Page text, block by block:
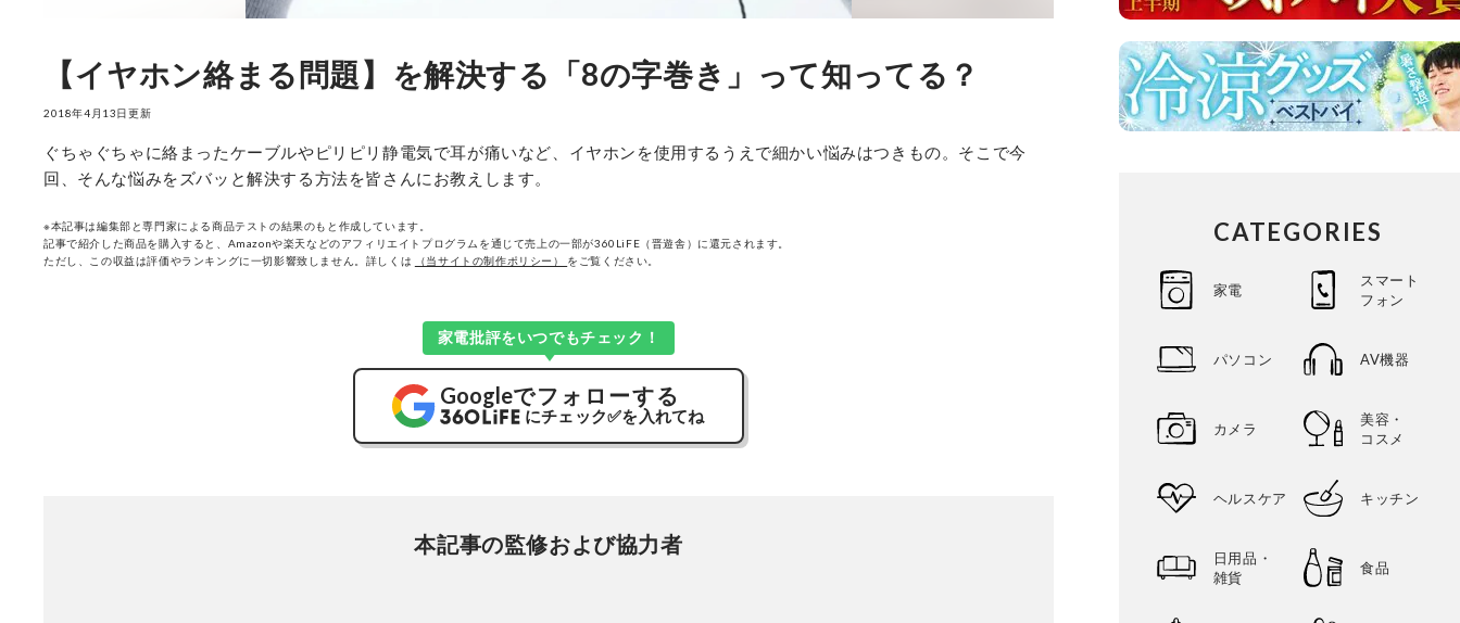
【イヤホン絡まる問題】を解決する「8の字巻き」って知ってる？
2018年4月13日更新
ぐちゃぐちゃに絡まったケーブルやピリピリ静電気で耳が痛いなど、イヤホンを使用するうえで細かい悩みはつきもの。そこで今
回、そんな悩みをズバッと解決する方法を皆さんにお教えします。
※本記事は編集部と専門家による商品テストの結果のもと作成しています。
記事で紹介した商品を購入すると、Amazonや楽天などのアフィリエイトプログラムを通じて売上の一部が360LiFE（晋遊舎）に還元されます。
ただし、この収益は評価やランキングに一切影響致しません。詳しくは
（当サイトの制作ポリシー） をご覧ください。
家電批評をいつでもチェック！
Googleでフォローする
にチェック✅を入れてね
本記事の監修および協力者
CATEGORIES
家電
スマート
フォン
パソコン AV機器
カメラ
美容・
コスメ
ヘルスケア キッチン
日用品・
雑貨
食品